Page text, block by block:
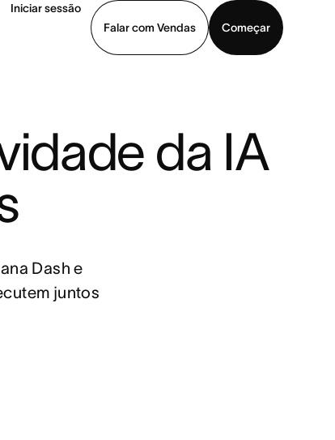
Iniciar sessão
Falar com Vendas
Começar
da IA
Dash e
juntos